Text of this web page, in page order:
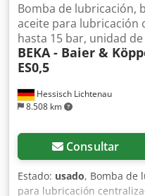
Hessisch Lichtenau
8.508 km
Bomba de lubricación,
aceite para lubricación
hasta 15 bar, unidad
BEKA - Baier &
ES0,5
Consultar
Estado: usado, Bomba de
para lubricación